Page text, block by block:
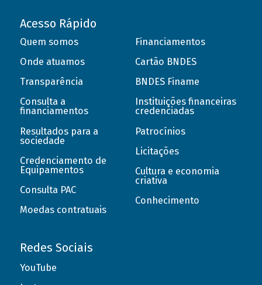
Acesso Rápido
Quem somos
Onde atuamos
Transparência
Consulta a
financiamentos
Resultados para a
sociedade
Credenciamento de
Equipamentos
Consulta PAC
Moedas contratuais
Financiamentos
Cartão BNDES
BNDES Finame
Instituições financeiras
credenciadas
Patrocínios
Licitações
Cultura e economia
criativa
Conhecimento
Redes Sociais
YouTube